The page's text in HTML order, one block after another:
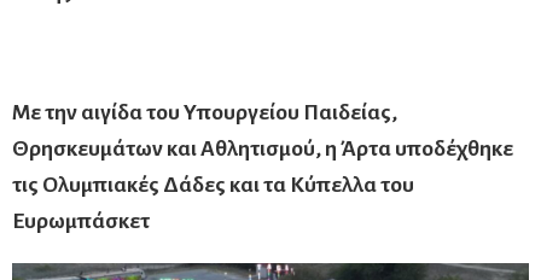
Με την αιγίδα του Υπουργείου Παιδείας,
Θρησκευμάτων και Αθλητισμού, η Άρτα υποδέχθηκε
τις Ολυμπιακές Δάδες και τα Κύπελλα του
Ευρωμπάσκετ